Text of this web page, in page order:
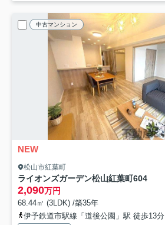
中古マンション
NEW
松山市紅葉町
ライオンズガーデン松山紅葉町604
2,090万円
68.44㎡ (3LDK) /築35年
伊予鉄道市駅線「道後公園」駅 徒歩13分